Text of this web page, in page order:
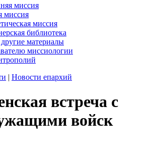
миссия
миссия
миссия
библиотека
материалы
миссиологии
| Новости епархий
встреча с
войск